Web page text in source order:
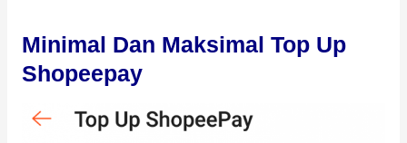
Minimal Dan Maksimal Top Up
Shopeepay